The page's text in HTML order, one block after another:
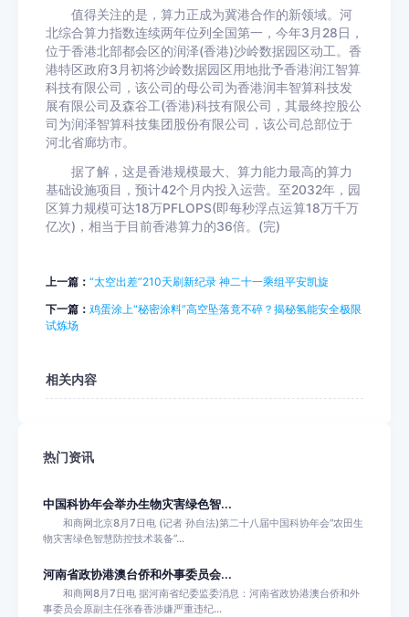
值得关注的是，算力正成为冀港合作的新领域。河
北综合算力指数连续两年位列全国第一，今年3月28日，
位于香港北部都会区的润泽(香港)沙岭数据园区动工。香
港特区政府3月初将沙岭数据园区用地批予香港润江智算
科技有限公司，该公司的母公司为香港润丰智算科技发
展有限公司及森谷工(香港)科技有限公司，其最终控股公
司为润泽智算科技集团股份有限公司，该公司总部位于
河北省廊坊市。
据了解，这是香港规模最大、算力能力最高的算力
基础设施项目，预计42个月内投入运营。至2032年，园
区算力规模可达18万PFLOPS(即每秒浮点运算18万千万
亿次)，相当于目前香港算力的36倍。(完)
上一篇： “太空出差”210天刷新纪录 神二十一乘组平安凯旋
下一篇： 鸡蛋涂上“秘密涂料”高空坠落竟不碎？揭秘氢能安全极限
试炼场
相关内容
热门资讯
中国科协年会举办生物灾害绿色智...
和商网北京8月7日电 (记者 孙自法)第二十八届中国科协年会“农田生
物灾害绿色智慧防控技术装备”...
河南省政协港澳台侨和外事委员会...
和商网8月7日电 据河南省纪委监委消息：河南省政协港澳台侨和外
事委员会原副主任张春香涉嫌严重违纪...